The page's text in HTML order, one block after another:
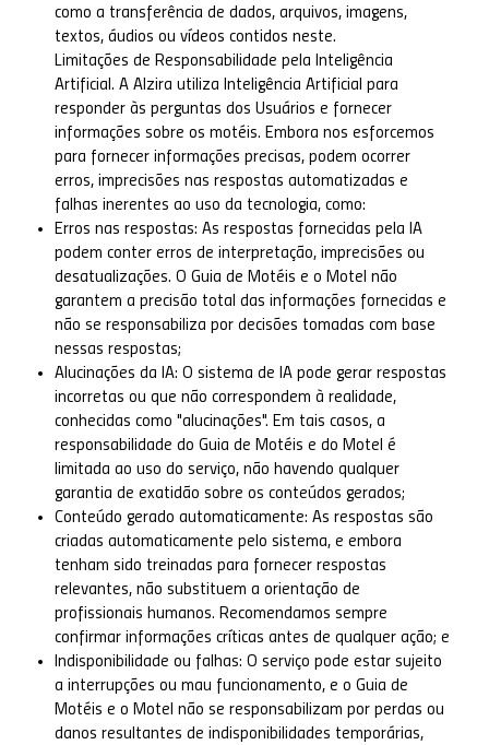
como a transferência de dados, arquivos, imagens,
textos, áudios ou vídeos contidos neste.
Limitações de Responsabilidade pela Inteligência
Artificial. A Alzira utiliza Inteligência Artificial para
responder às perguntas dos Usuários e fornecer
informações sobre os motéis. Embora nos esforcemos
para fornecer informações precisas, podem ocorrer
erros, imprecisões nas respostas automatizadas e
falhas inerentes ao uso da tecnologia, como:
Erros nas respostas: As respostas fornecidas pela IA
podem conter erros de interpretação, imprecisões ou
desatualizações. O Guia de Motéis e o Motel não
garantem a precisão total das informações fornecidas e
não se responsabiliza por decisões tomadas com base
nessas respostas;
Alucinações da IA: O sistema de IA pode gerar respostas
incorretas ou que não correspondem à realidade,
conhecidas como "alucinações". Em tais casos, a
responsabilidade do Guia de Motéis e do Motel é
limitada ao uso do serviço, não havendo qualquer
garantia de exatidão sobre os conteúdos gerados;
Conteúdo gerado automaticamente: As respostas são
criadas automaticamente pelo sistema, e embora
tenham sido treinadas para fornecer respostas
relevantes, não substituem a orientação de
profissionais humanos. Recomendamos sempre
confirmar informações críticas antes de qualquer ação; e
Indisponibilidade ou falhas: O serviço pode estar sujeito
a interrupções ou mau funcionamento, e o Guia de
Motéis e o Motel não se responsabilizam por perdas ou
danos resultantes de indisponibilidades temporárias,